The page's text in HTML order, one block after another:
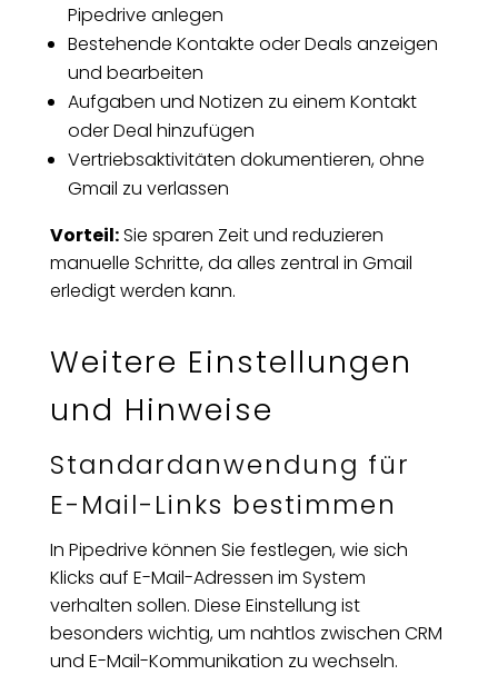
Pipedrive anlegen
Bestehende Kontakte oder Deals anzeigen
und bearbeiten
Aufgaben und Notizen zu einem Kontakt
oder Deal hinzufügen
Vertriebsaktivitäten dokumentieren, ohne
Gmail zu verlassen
Vorteil:Sie sparen Zeit und reduzieren
manuelle Schritte, da alles zentral in Gmail
erledigt werden kann.
Weitere Einstellungen
und Hinweise
Standardanwendung für
E-Mail-Links bestimmen
In Pipedrive können Sie festlegen, wie sich
Klicks auf E-Mail-Adressen im System
verhalten sollen. Diese Einstellung ist
besonders wichtig, um nahtlos zwischen CRM
und E-Mail-Kommunikation zu wechseln.